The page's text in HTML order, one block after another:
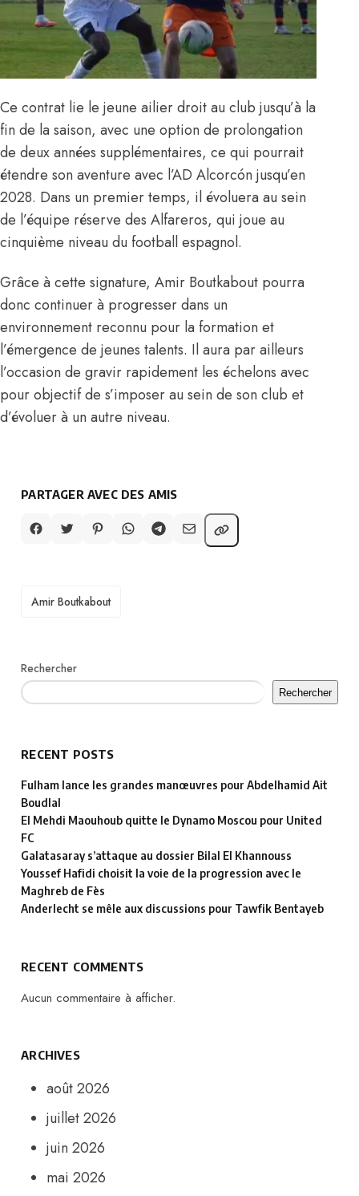
Ce contrat lie le jeune ailier droit au club jusqu’à la
fin de la saison, avec une option de prolongation
de deux années supplémentaires, ce qui pourrait
étendre son aventure avec l’AD Alcorcón jusqu’en
2028. Dans un premier temps, il évoluera au sein
de l’équipe réserve des Alfareros, qui joue au
cinquième niveau du football espagnol.
Grâce à cette signature, Amir Boutkabout pourra
donc continuer à progresser dans un
environnement reconnu pour la formation et
l’émergence de jeunes talents. Il aura par ailleurs
l’occasion de gravir rapidement les échelons avec
pour objectif de s’imposer au sein de son club et
d’évoluer à un autre niveau.
PARTAGER AVEC DES AMIS
TAGS
Amir Boutkabout
Rechercher
Rechercher
RECENT POSTS
Fulham lance les grandes manœuvres pour Abdelhamid Ait
Boudlal
El Mehdi Maouhoub quitte le Dynamo Moscou pour United
FC
Galatasaray s’attaque au dossier Bilal El Khannouss
Youssef Hafidi choisit la voie de la progression avec le
Maghreb de Fès
Anderlecht se mêle aux discussions pour Tawfik Bentayeb
RECENT COMMENTS
Aucun commentaire à afficher.
ARCHIVES
août 2026
juillet 2026
juin 2026
mai 2026